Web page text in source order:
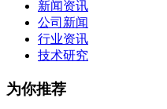
新闻资讯
公司新闻
行业资讯
技术研究
为你推荐